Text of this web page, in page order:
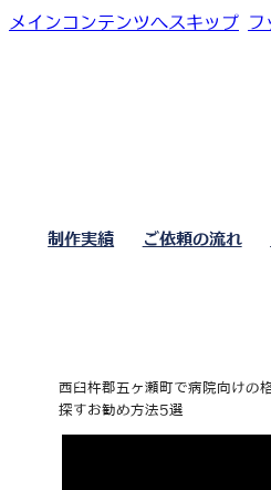
メインコンテンツへスキップ フ
制作実績 ご依頼の流れ
西臼杵郡五ヶ瀬町で病院向けの
探すお勧め方法5選